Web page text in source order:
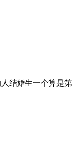
结婚生一个算是